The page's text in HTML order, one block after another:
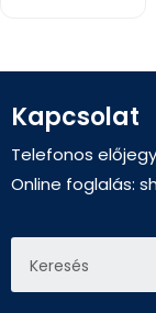
Kapcsolat
Telefonos
Online foglalás: